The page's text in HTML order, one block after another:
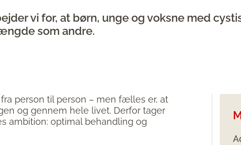
vi for, at børn, unge og voksne med
som andre.
person til person – men fælles er, at
og gennem hele livet. Derfor tager
ambition: optimal behandling og